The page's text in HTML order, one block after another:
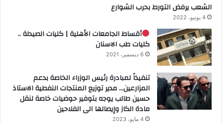
الشعب يرفض التورط بحرب الشوارع
4 يونيو، 2022
أقساط الجامعات الأهلية | كليات الصيدلة ..
كليات طب الاسنان
6 ديسمبر، 2021
تنفيذاً لمبادرة رئيس الوزراء الخاصة بدعم
المزارعين… مدير توزيع المنتجات النفطية الاستاذ
حسين طالب يوجه بتوفير حوضيات خاصة لنقل
مادة الكاز وإيصالها الى الفلاحين
4 مايو، 2023